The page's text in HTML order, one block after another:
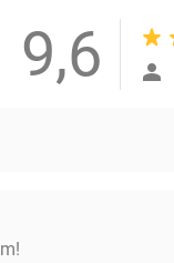
9,6